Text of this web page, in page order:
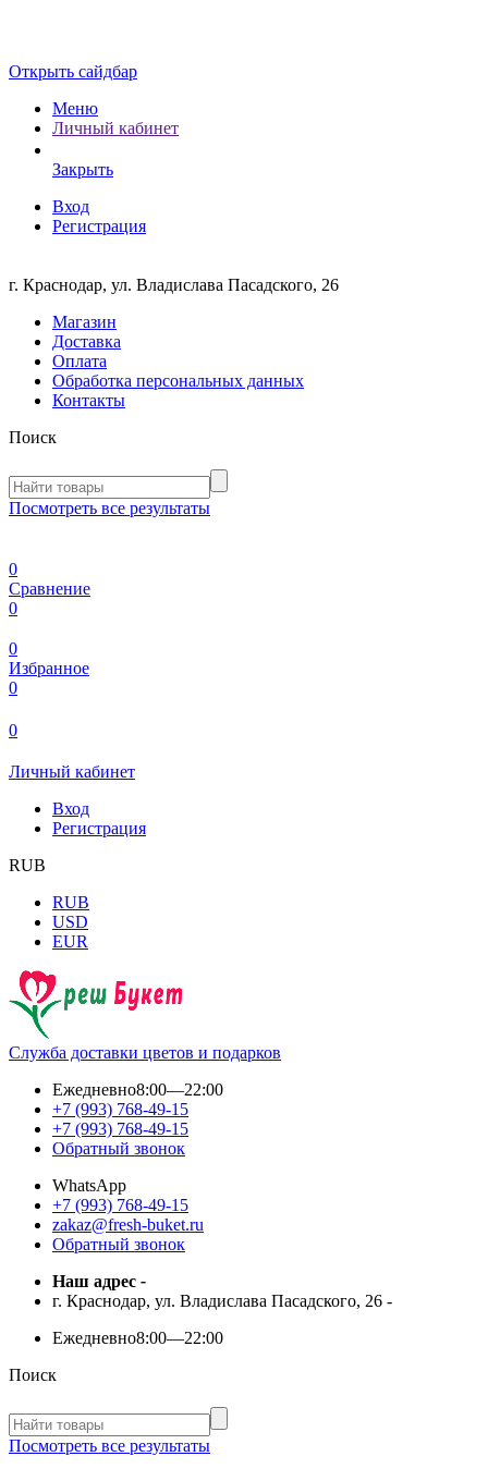
Открыть сайдбар
Меню
Личный кабинет
Закрыть
Вход
Регистрация
г. Краснодар, ул. Владислава Пасадского, 26
Магазин
Доставка
Оплата
Обработка персональных данных
Контакты
Поиск
Посмотреть все результаты
0
Сравнение
0
0
Избранное
0
0
Личный кабинет
Вход
Регистрация
RUB
RUB
USD
EUR
Служба доставки цветов и подарков
Ежедневно8:00—22:00
+7 (993) 768-49-15
+7 (993) 768-49-15
Обратный звонок
WhatsApp
+7 (993) 768-49-15
zakaz@fresh-buket.ru
Обратный звонок
Наш адрес -
г. Краснодар, ул. Владислава Пасадского, 26 -
Ежедневно8:00—22:00
Поиск
Посмотреть все результаты